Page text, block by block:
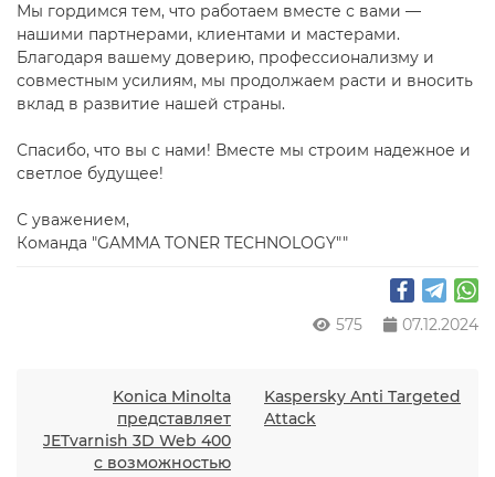
Мы гордимся тем, что работаем вместе с вами —
нашими партнерами, клиентами и мастерами.
Благодаря вашему доверию, профессионализму и
совместным усилиям, мы продолжаем расти и вносить
вклад в развитие нашей страны.
Спасибо, что вы с нами! Вместе мы строим надежное и
светлое будущее!
С уважением,
Команда "GAMMA TONER TECHNOLOGY""
575 07.12.2024
Konica Minolta
представляет
JETvarnish 3D Web 400
с возможностью
Kaspersky Anti Targeted
Attack